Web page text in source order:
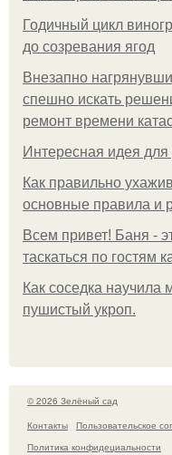
Годичный цикл
до созревания ягод
Внезапно
спешно искать
ремонт времени
Интересная идея для
Как правильно
основные правила и
Всем привет! Баня -
таскаться по гостям
Как соседка
пушистый укроп.
© 2026 Зелёный сад
Контакты
Пользовательское
Политика конфидециальности